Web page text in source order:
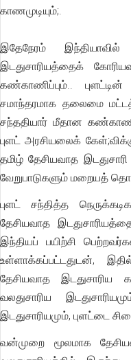
காணமுடியும்;.
இதேநேரம்
இடதுசாரியத்தைக்
கண்காணிப்பும்..
சமாந்தரமாக தலைமை
சந்ததியார் மீதான
புளட் அரசியலைக்
தமிழ் தேசியவாத
வேறுபாடுகளும் மறையத்
புளட் சந்தித்த
தேசியவாத
இந்தியப் பயிற்சி
உள்ளாக்கப்பட்டதுடன்,
தேசியவாத இடதுசாரிய
வலதுசாரிய
இடதுசாரியமும், புளட்டை
வன்முறை மூலமாக